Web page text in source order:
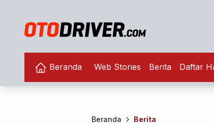
Beranda Web Stories Berita Daftar
Beranda Berita